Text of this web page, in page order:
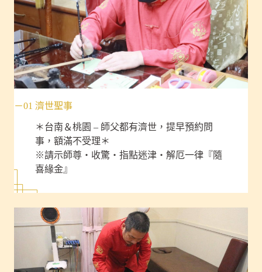
－01 濟世聖事
＊台南＆桃園 – 師父都有濟世，提早預約問
事，額滿不受理＊
※請示師尊‧收驚‧指點迷津‧解厄一律『隨
喜緣金』